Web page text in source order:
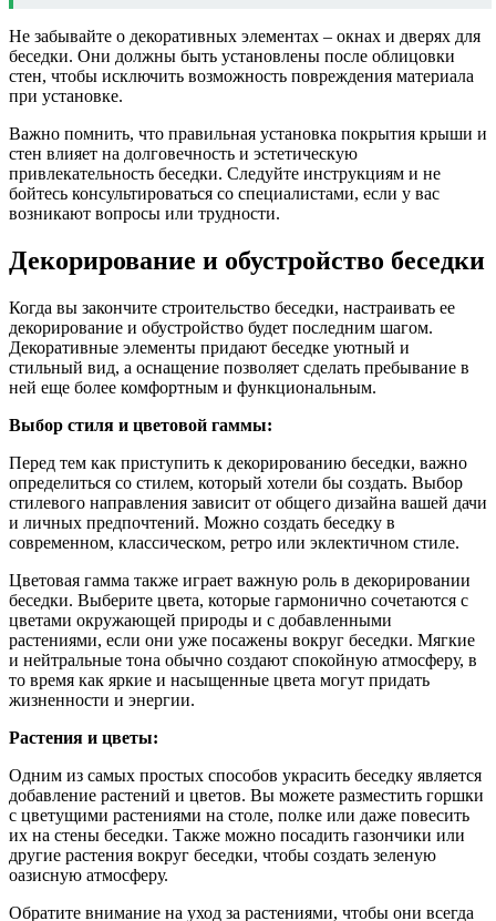
Не забывайте о декоративных элементах – окнах и дверях для
беседки. Они должны быть установлены после облицовки
стен, чтобы исключить возможность повреждения материала
при установке.
Важно помнить, что правильная установка покрытия крыши и
стен влияет на долговечность и эстетическую
привлекательность беседки. Следуйте инструкциям и не
бойтесь консультироваться со специалистами, если у вас
возникают вопросы или трудности.
Декорирование и обустройство беседки
Когда вы закончите строительство беседки, настраивать ее
декорирование и обустройство будет последним шагом.
Декоративные элементы придают беседке уютный и
стильный вид, а оснащение позволяет сделать пребывание в
ней еще более комфортным и функциональным.
Выбор стиля и цветовой гаммы:
Перед тем как приступить к декорированию беседки, важно
определиться со стилем, который хотели бы создать. Выбор
стилевого направления зависит от общего дизайна вашей дачи
и личных предпочтений. Можно создать беседку в
современном, классическом, ретро или эклектичном стиле.
Цветовая гамма также играет важную роль в декорировании
беседки. Выберите цвета, которые гармонично сочетаются с
цветами окружающей природы и с добавленными
растениями, если они уже посажены вокруг беседки. Мягкие
и нейтральные тона обычно создают спокойную атмосферу, в
то время как яркие и насыщенные цвета могут придать
жизненности и энергии.
Растения и цветы:
Одним из самых простых способов украсить беседку является
добавление растений и цветов. Вы можете разместить горшки
с цветущими растениями на столе, полке или даже повесить
их на стены беседки. Также можно посадить газончики или
другие растения вокруг беседки, чтобы создать зеленую
оазисную атмосферу.
Обратите внимание на уход за растениями, чтобы они всегда